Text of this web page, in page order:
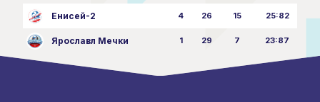
Енисей-2 4 26 15 25:82
Ярославл Мечки 1 29 7 23:87